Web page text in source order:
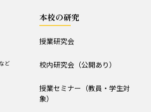
入試情報・セミナー情報など
ど
本校の研究
授業研究会
校内研究会（公開あり）
授業セミナー（教員・学生対
象）